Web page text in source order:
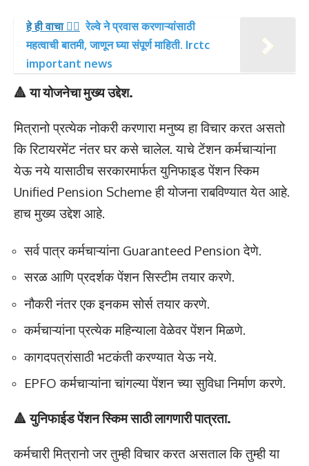
हे ही वाचा 👉🏻 रेल्वे ने प्रवास करणाऱ्यांसाठी
महत्वाची बातमी, जाणून घ्या संपूर्ण माहिती. Irctc
important news
🔺 या योजनेचा मुख्य उद्देश.
मित्रानो प्रत्येक नोकरी करणारा मनुष्य हा विचार करत असतो
कि रिटायरमेंट नंतर घर कसे चालेल. याचे टेंशन कर्मचाऱ्यांना
येऊ नये यासाठीच सरकारमार्फत युनिफाइड पेंशन स्किम
Unified Pension Scheme ही योजना राबविण्यात येत आहे.
हाच मुख्य उद्देश आहे.
सर्व पात्र कर्मचाऱ्यांना Guaranteed Pension देणे.
सरळ आणि प्रदर्शक पेंशन सिस्टीम तयार करणे.
नौकरी नंतर एक इनकम सोर्स तयार करणे.
कर्मचाऱ्यांना प्रत्येक महिन्याला वेळेवर पेंशन मिळणे.
कागदपत्रांसाठी भटकंती करण्यात येऊ नये.
EPFO कर्मचाऱ्यांना चांगल्या पेंशन च्या सुविधा निर्माण करणे.
🔺 युनिफाईड पेंशन स्किम साठी लागणारी पात्रता.
कर्मचारी मित्रानो जर तुम्ही विचार करत असताल कि तुम्ही या